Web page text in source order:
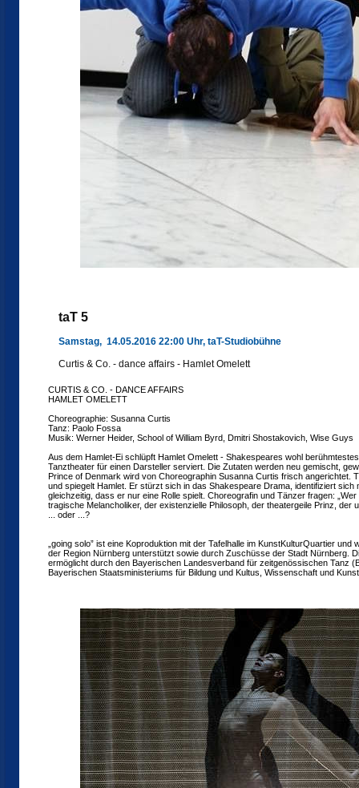
taT 5
Samstag, 14.05.2016 22:00 Uhr, taT-Studiobühne
Curtis & Co. - dance affairs - Hamlet Omelett
CURTIS & CO. - DANCE AFFAIRS
HAMLET OMELETT
Choreographie: Susanna Curtis
Tanz: Paolo Fossa
Musik: Werner Heider, School of William Byrd, Dmitri Shostakovich, Wise Guys
Aus dem Hamlet-Ei schlüpft Hamlet Omelett - Shakespeares wohl
Tanztheater für einen Darsteller serviert. Die Zutaten werden neu gemischt,
Prince of Denmark wird von Choreographin Susanna Curtis frisch angerichtet.
und spiegelt Hamlet. Er stürzt sich in das Shakespeare Drama, identifiziert sich
gleichzeitig, dass er nur eine Rolle spielt. Choreografin und Tänzer fragen:
tragische Melancholiker, der existenzielle Philosoph, der theatergeile Prinz, der
... oder ...?
„going solo” ist eine Koproduktion mit der Tafelhalle im KunstKulturQuartier und
der Region Nürnberg unterstützt sowie durch Zuschüsse der Stadt Nürnberg.
ermöglicht durch den Bayerischen Landesverband für zeitgenössischen Tanz
Bayerischen Staatsministeriums für Bildung und Kultus, Wissenschaft und